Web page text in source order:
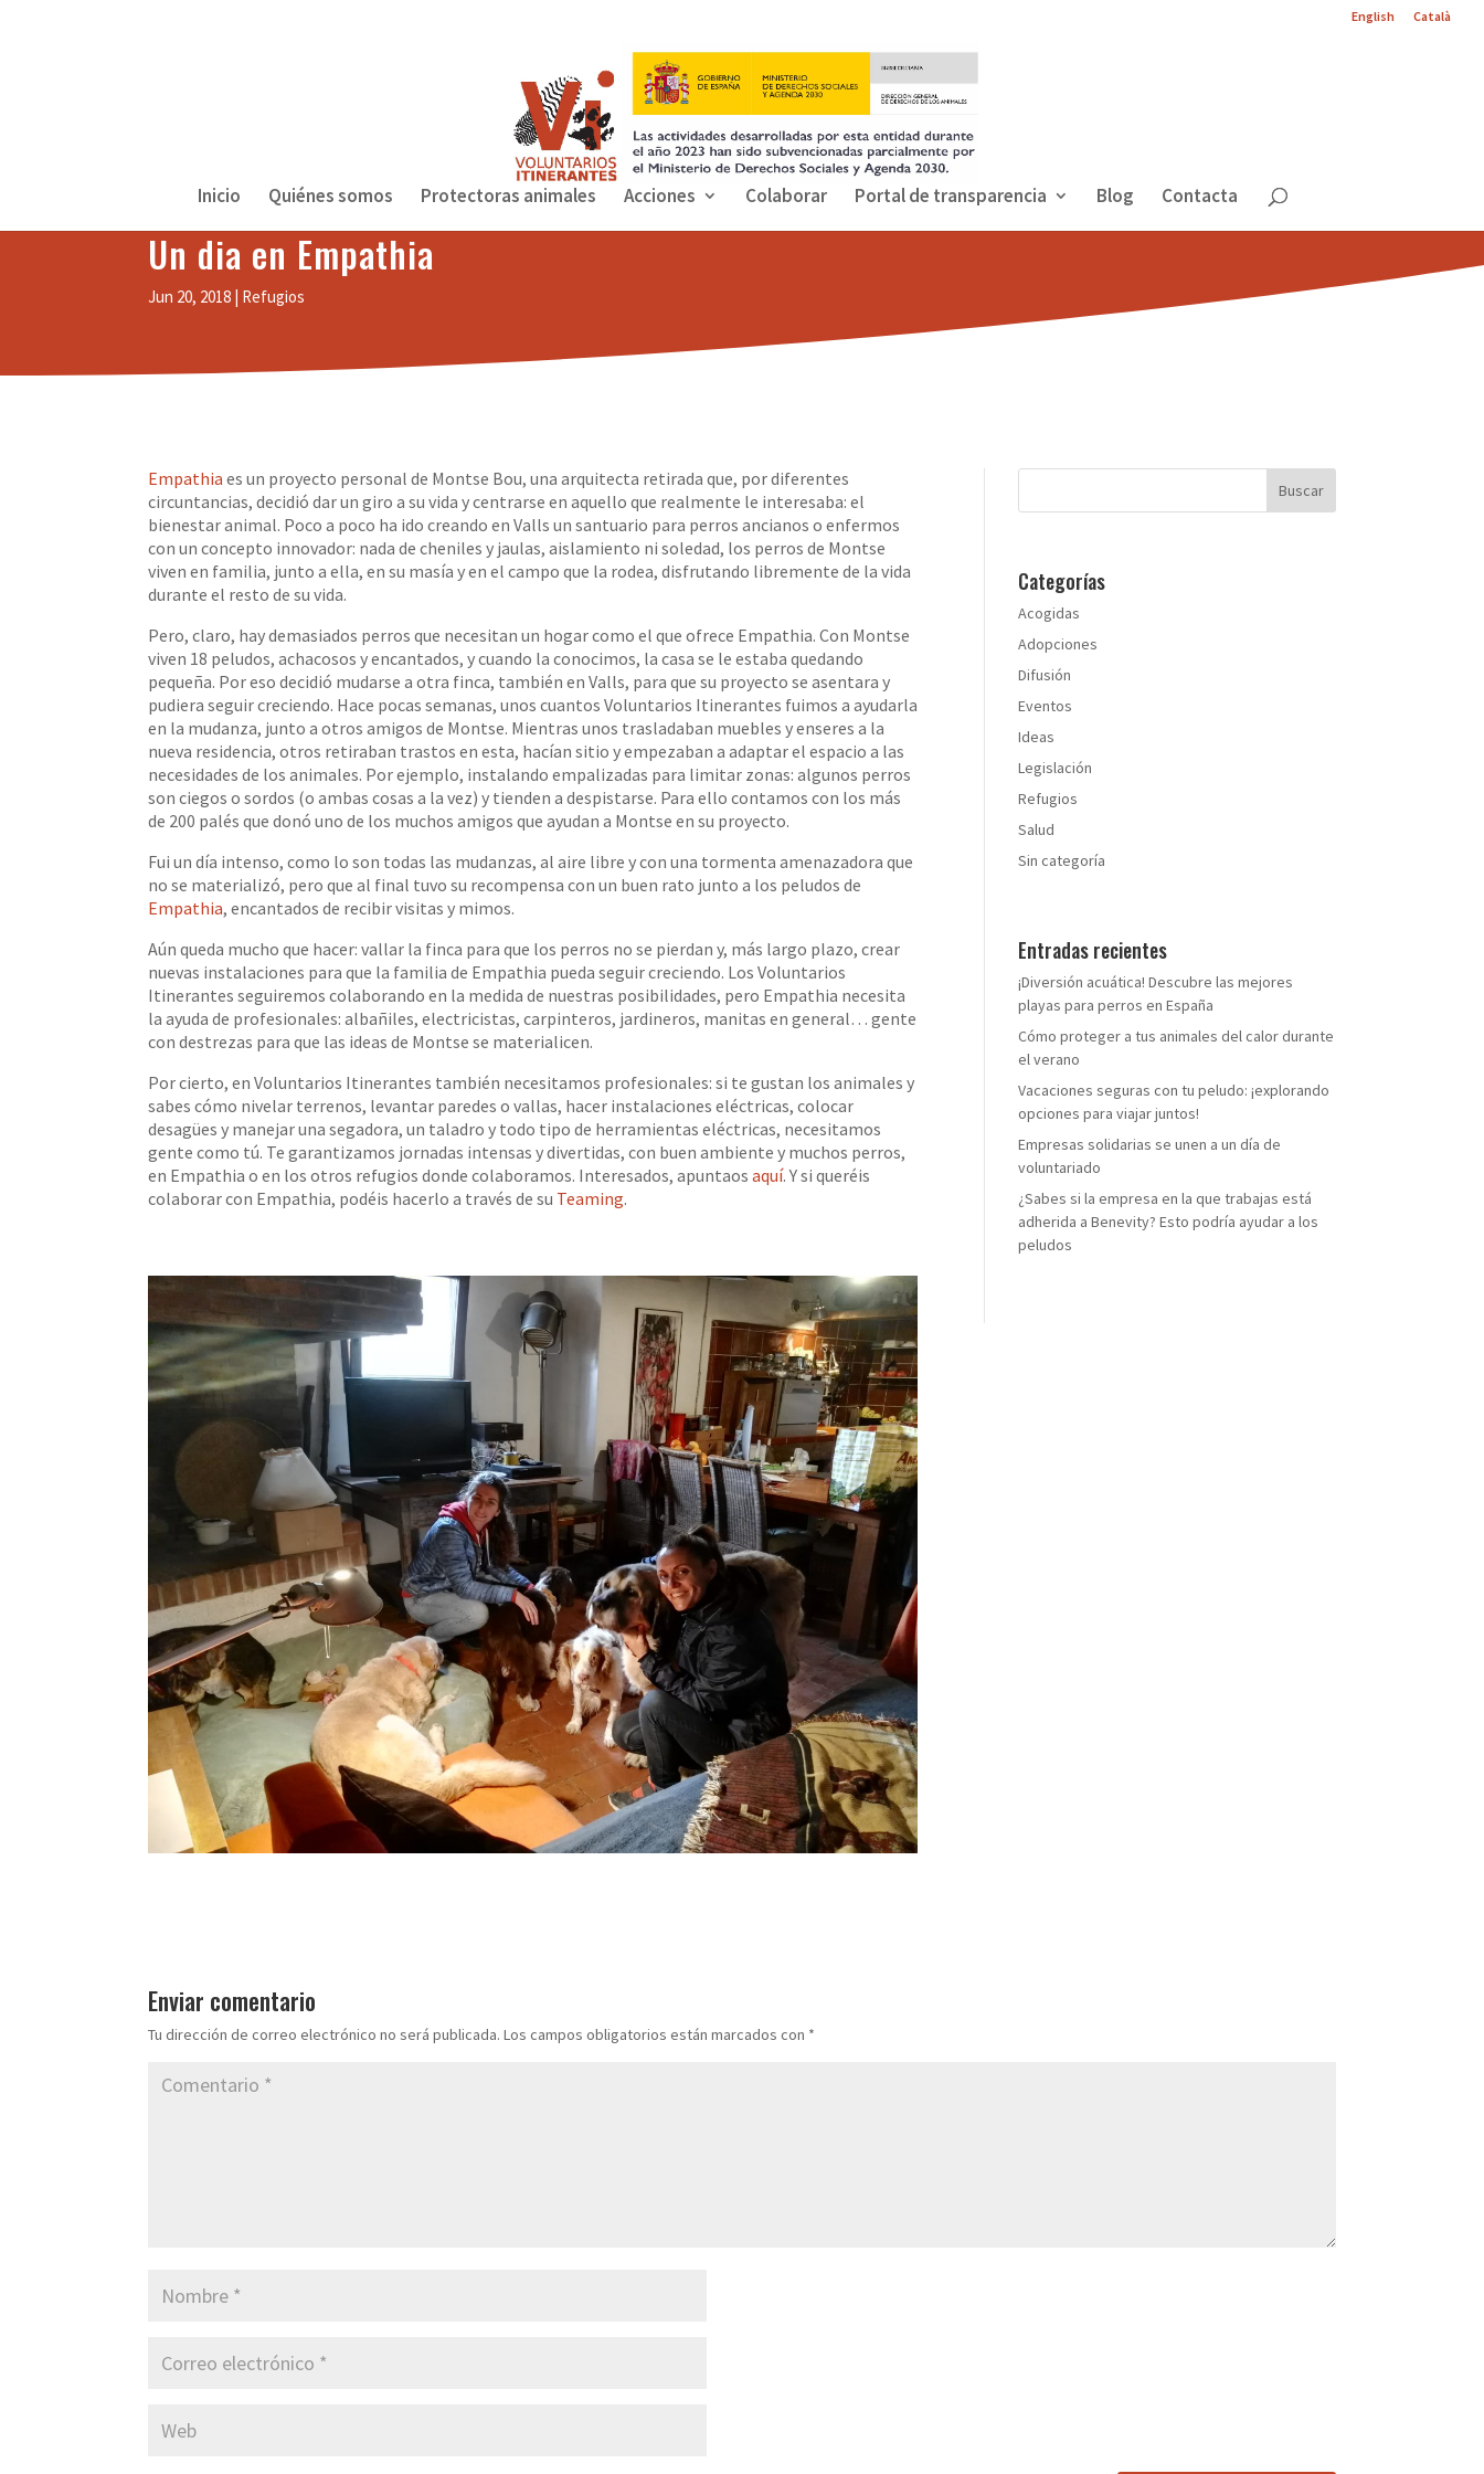
English Català
Inicio Quiénes somos Protectoras animales Acciones Colaborar Portal de transparencia Blog Contacta
Un dia en Empathia
Jun 20, 2018 Refugios
Empathia es un proyecto personal de Montse Bou, una arquitecta retirada que, por diferentes
circuntancias, decidió dar un giro a su vida y centrarse en aquello que realmente le interesaba: el
bienestar animal. Poco a poco ha ido creando en Valls un santuario para perros ancianos o enfermos
con un concepto innovador: nada de cheniles y jaulas, aislamiento ni soledad, los perros de Montse
viven en familia, junto a ella, en su masía y en el campo que la rodea, disfrutando libremente de la vida
durante el resto de su vida.
Pero, claro, hay demasiados perros que necesitan un hogar como el que ofrece Empathia. Con Montse
viven 18 peludos, achacosos y encantados, y cuando la conocimos, la casa se le estaba quedando
pequeña. Por eso decidió mudarse a otra finca, también en Valls, para que su proyecto se asentara y
pudiera seguir creciendo. Hace pocas semanas, unos cuantos Voluntarios Itinerantes fuimos a ayudarla
en la mudanza, junto a otros amigos de Montse. Mientras unos trasladaban muebles y enseres a la
nueva residencia, otros retiraban trastos en esta, hacían sitio y empezaban a adaptar el espacio a las
necesidades de los animales. Por ejemplo, instalando empalizadas para limitar zonas: algunos perros
son ciegos o sordos (o ambas cosas a la vez) y tienden a despistarse. Para ello contamos con los más
de 200 palés que donó uno de los muchos amigos que ayudan a Montse en su proyecto.
Fui un día intenso, como lo son todas las mudanzas, al aire libre y con una tormenta amenazadora que
no se materializó, pero que al final tuvo su recompensa con un buen rato junto a los peludos de
Empathia, encantados de recibir visitas y mimos.
Aún queda mucho que hacer: vallar la finca para que los perros no se pierdan y, más largo plazo, crear
nuevas instalaciones para que la familia de Empathia pueda seguir creciendo. Los Voluntarios
Itinerantes seguiremos colaborando en la medida de nuestras posibilidades, pero Empathia necesita
la ayuda de profesionales: albañiles, electricistas, carpinteros, jardineros, manitas en general… gente
con destrezas para que las ideas de Montse se materialicen.
Por cierto, en Voluntarios Itinerantes también necesitamos profesionales: si te gustan los animales y
sabes cómo nivelar terrenos, levantar paredes o vallas, hacer instalaciones eléctricas, colocar
desagües y manejar una segadora, un taladro y todo tipo de herramientas eléctricas, necesitamos
gente como tú. Te garantizamos jornadas intensas y divertidas, con buen ambiente y muchos perros,
en Empathia o en los otros refugios donde colaboramos. Interesados, apuntaosaquí. Y si queréis
colaborar con Empathia, podéis hacerlo a través de su Teaming.
Categorías
Acogidas
Adopciones
Difusión
Eventos
Ideas
Legislación
Refugios
Salud
Sin categoría
Entradas recientes
¡Diversión acuática! Descubre las mejores
playas para perros en España
Cómo proteger a tus animales del calor durante
el verano
Vacaciones seguras con tu peludo: ¡explorando
opciones para viajar juntos!
Empresas solidarias se unen a un día de
voluntariado
¿Sabes si la empresa en la que trabajas está
adherida a Benevity? Esto podría ayudar a los
peludos
Enviar comentario
Tu dirección de correo electrónico no será publicada. Los campos obligatorios están marcados con *